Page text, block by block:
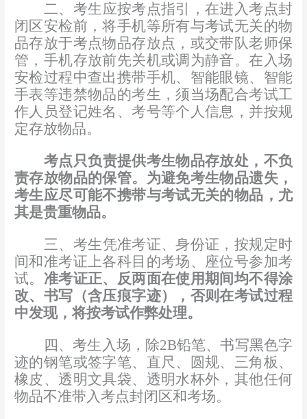
二、考生应按考点指引，在进入考点封
闭区安检前，将手机等所有与考试无关的物
品存放于考点物品存放点，或交带队老师保
管，手机存放前先关机或调为静音。在入场
安检过程中查出携带手机、智能眼镜、智能
手表等违禁物品的考生，须当场配合考试工
作人员登记姓名、考号等个人信息，并按规
定存放物品。
考点只负责提供考生物品存放处，不负
责存放物品的保管。为避免考生物品遗失，
考生应尽可能不携带与考试无关的物品，尤
其是贵重物品。
三、考生凭准考证、身份证，按规定时
间和准考证上各科目的考场、座位号参加考
试。 准考证正、反两面在使用期间均不得涂
改、书写 （含压痕字迹），否则在考试过程
中发现，将按考试作弊处理。
四、考生入场，除2B铅笔、书写黑色字
迹的钢笔或签字笔、直尺、圆规、三角板、
橡皮、透明文具袋、透明水杯外，其他任何
物品不准带入考点封闭区和考场。